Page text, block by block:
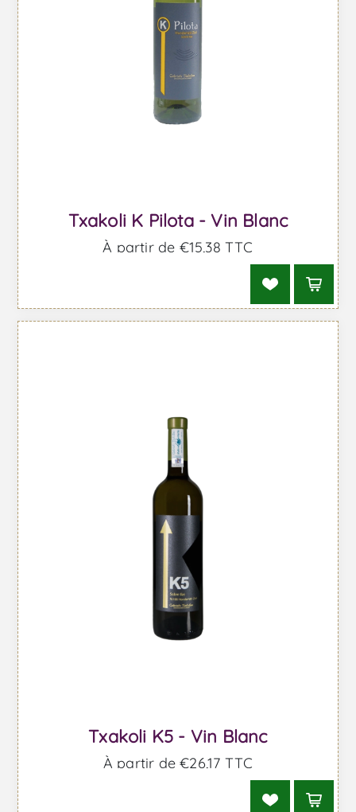
Txakoli K Pilota - Vin Blanc
À partir de €15,38 TTC
Txakoli K5 - Vin Blanc
À partir de €26,17 TTC